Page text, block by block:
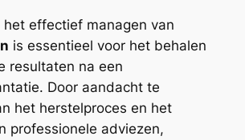
het effectief managen van
is essentieel voor het behalen
resultaten na een
Door aandacht te
het herstelproces en het
professionele adviezen,